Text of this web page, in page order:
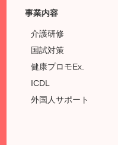
事業内容
介護研修
国試対策
健康プロモEx.
ICDL
外国人サポート